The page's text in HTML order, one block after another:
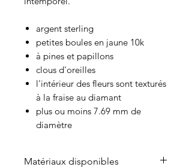
argent sterling
petites boules en jaune 10k
à pines et papillons
clous d'oreilles
l'intérieur des fleurs sont texturés
à la fraise au diamant
plus ou moins 7.69 mm de
diamètre
Matériaux disponibles